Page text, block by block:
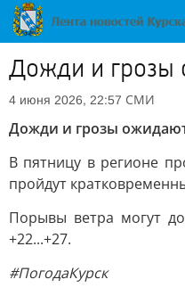
Дожди и грозы
4 июня 2026, 22:57 СМИ
Дожди и грозы
В пятницу в регионе
пройдут
Порывы ветра могут
+22...+27.
#ПогодаКурск